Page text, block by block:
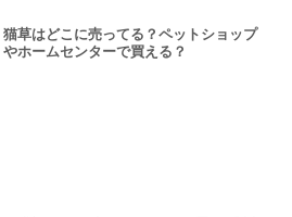
猫草はどこに売ってる？ペットショップ
やホームセンターで買える？